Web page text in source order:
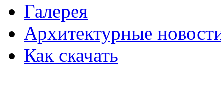
Галерея
Архитектурные
Как скачать